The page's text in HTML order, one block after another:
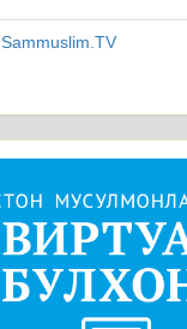
Sammuslim.TV